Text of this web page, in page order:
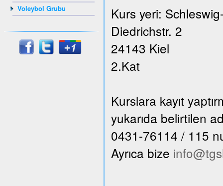
Voleybol Grubu
Kurs yeri:
Diedrichstr. 2
24143 Kiel
2.Kat
Kurslara kayıt
yukarıda belirtilen
0431-76114 / 115
Ayrıca bize